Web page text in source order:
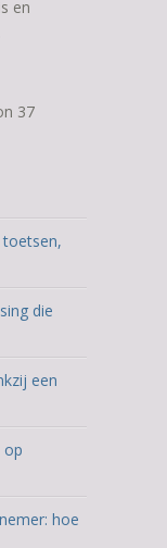
en
37
die
een
op
hoe